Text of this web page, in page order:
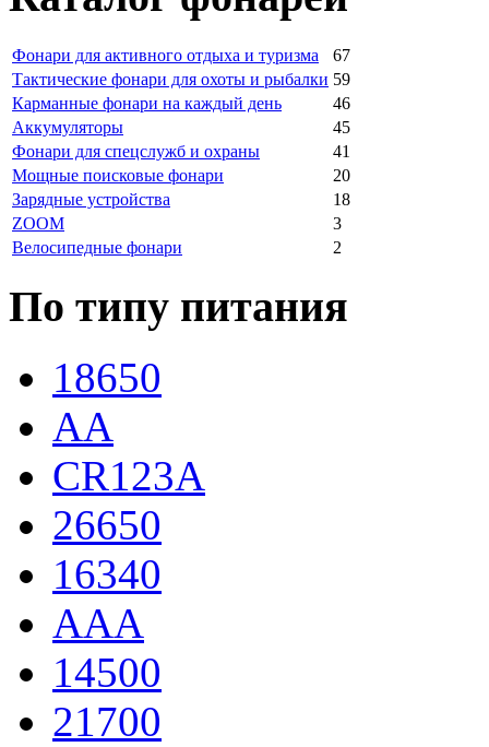
Фонари для активного отдыха и туризма
67
Тактические фонари для охоты и рыбалки 59
Карманные фонари на каждый день
46
Аккумуляторы
45
Фонари для спецслужб и охраны
41
Мощные поисковые фонари
20
Зарядные устройства
18
ZOOM
3
Велосипедные фонари
2
По типу питания
18650
AA
CR123A
26650
16340
AAA
14500
21700